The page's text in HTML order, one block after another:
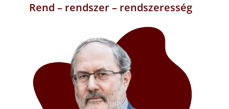
Rend – rendszer – rendszeresség